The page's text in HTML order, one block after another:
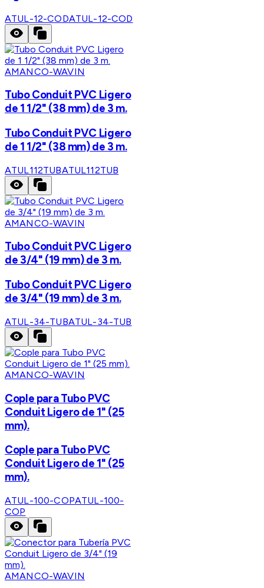
ATUL-12-CODATUL-12-COD
AMANCO-WAVIN
Tubo Conduit PVC Ligero
de 1 1/2" (38 mm) de 3 m.
Tubo Conduit PVC Ligero
de 1 1/2" (38 mm) de 3 m.
ATUL112TUBATUL112TUB
AMANCO-WAVIN
Tubo Conduit PVC Ligero
de 3/4" (19 mm) de 3 m.
Tubo Conduit PVC Ligero
de 3/4" (19 mm) de 3 m.
ATUL-34-TUBATUL-34-TUB
AMANCO-WAVIN
Cople para Tubo PVC
Conduit Ligero de 1" (25
mm).
Cople para Tubo PVC
Conduit Ligero de 1" (25
mm).
ATUL-100-COPATUL-100-
COP
AMANCO-WAVIN